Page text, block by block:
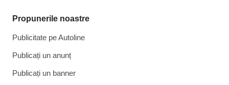
Propunerile noastre
Publicitate pe Autoline
Publicați un anunț
Publicați un banner